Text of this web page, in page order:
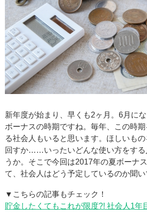
新年度が始まり、早くも2ヶ月。6月に
ボーナスの時期ですね。毎年、この時
る社会人もいると思います。ほしいも
回すか……いったいどんな使い方をする
うか。そこで今回は2017年の夏ボーナ
て、社会人はどう予定しているのか聞い
▼こちらの記事もチェック！
貯金したくてもこれが限度?! 社会人1年